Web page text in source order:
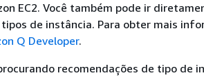
EC2. Você também pode ir
de instância. Para obter mais
Q Developer.
recomendações de tipo de